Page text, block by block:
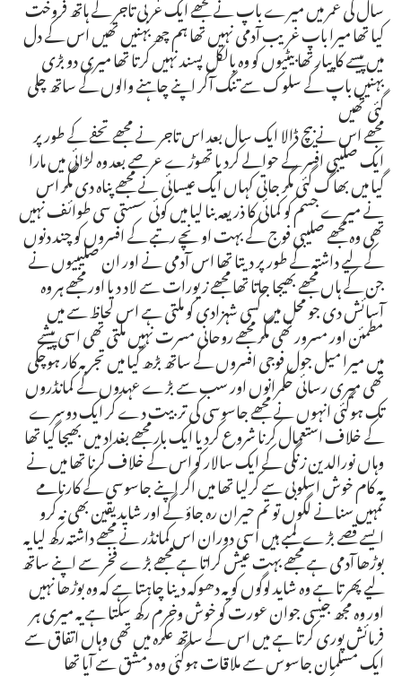
کیا تھا میرا باپ غریب آدمی نہیں تھا ہم چھ بہنیں تھیں اس کے دل
میں پیسے کا پیار تھا بیٹیوں کو وہ بالکل پسند نہیں کرتا تھا میری دو بڑی
بہنیں باپ کے سلوک سے تنگ آکر اپنے چاہنے والوں کے ساتھ چلی
گئی تھیں
مجھے اس نے بیچ ڈالا ایک سال بعد اس تاجر نے مجھے تحفے کے طور پر
ایک صلیبی افسر کے حوالے کردیا تھوڑے عرصے بعد وہ لڑائی میں مارا
گیا میں بھاگ گئی مگر جاتی کہاں ایک عیسائی نے مجھے پناہ دی مگر اس
نے میرے جسم کو کمائی کا ذریعہ بنا لیا میں کوئی سستی سی طوائف نہیں
تھی وہ مجھے صلیبی فوج کے بہت اونچے رتبے کے افسروں کو چند دنوں
کے لیے داشتہ کے طور پر دیتا تھا اس آدمی نے اور ان صلیبیوں نے
جن کے ہاں مجھے بھیجا جاتا تھا مجھے زیورات سے لاد دیا اور مجھے ہر وہ
آسائش دی جو محل میں کسی شہزادی کو ملتی ہے اس لحاظ سے میں
مطمئن اور مسرور تھی مگر مجھے روحانی مسرت نہیں ملتی تھی اسی پیشے
میں میرا میل جول فوجی افسروں کے ساتھ بڑھ گیا میں تجربہ کار ہوچکی
تھی میری رسائی حکمرانوں اور سب سے بڑے عہدوں کے کمانڈروں
تک ہوگئی انہوں نے مجھے جاسوسی کی تربیت دے کر ایک دوسرے
کے خلاف استعمال کرنا شروع کردیا ایک بار مجھے بغداد میں بھیجا گیا تھا
وہاں نورالدین زنگی کے ایک سالار کو اس کے خلاف کرنا تھا میں نے
یہ کام خوش اسلوبی سے کرلیا تھا میں اگر اپنے جاسوسی کے کارنامے
تمہیں سنانے لگوں تو تم حیران رہ جاؤ گے اور شاید یقین بھی نہ کرو
ایسے قصے بڑے لمبے ہیں اسی دوران اس کمانڈر نے مجھے داشتہ رکھ لیا یہ
بوڑھا آدمی ہے مجھے بہت عیش کراتا ہے مجھے بڑے فخر سے اپنے ساتھ
لیے پھرتا ہے وہ شاید لوگوں کو یہ دھوکہ دینا چاہتا ہے کہ وہ بوڑھا نہیں
اور وہ مجھ جیسی جوان عورت کو خوش وخرم رکھ سکتا ہے یہ میری ہر
فرمائش پوری کرتا ہے میں اس کے ساتھ عکرہ میں تھی وہاں اتفاق سے
ایک مسلمان جاسوس سے ملاقات ہوگئی وہ دمشق سے آیا تھا